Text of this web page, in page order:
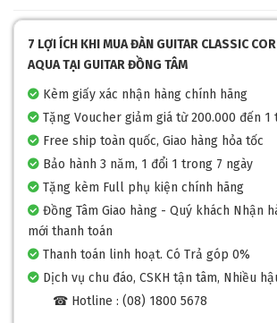
7 LỢI ÍCH KHI MUA ĐÀN GUITAR CLASSIC
AQUA TẠI GUITAR ĐỒNG TÂM
Kèm giấy xác nhận hàng chính hãng
Tặng Voucher giảm giá từ 200.000 đến 1
Free ship toàn quốc, Giao hàng hỏa tốc
Bảo hành 3 năm, 1 đổi 1 trong 7 ngày
Tặng kèm Full phụ kiện chính hãng
Đồng Tâm Giao hàng - Quý khách Nhận
mới thanh toán
Thanh toán linh hoạt. Có Trả góp 0%
Dịch vụ chu đáo, CSKH tận tâm, Nhiều
☎ Hotline : (08) 1800 5678